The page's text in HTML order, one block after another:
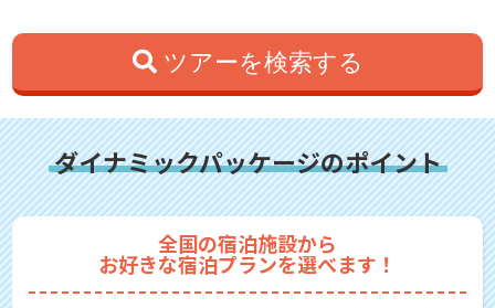
ツアーを検索する
ダイナミックパッケージのポイント
全国の宿泊施設から
お好きな宿泊プランを選べます！